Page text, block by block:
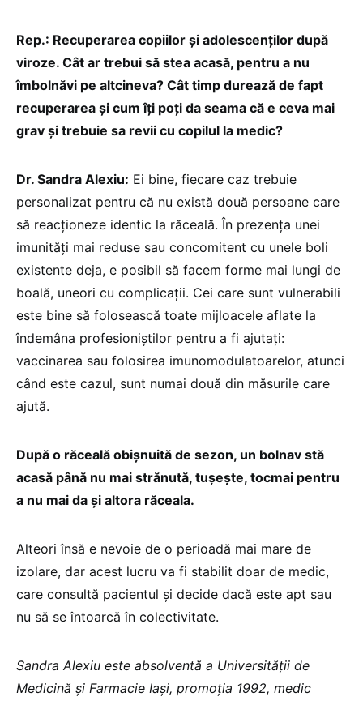
Rep.: Recuperarea copiilor și adolescenților după
viroze. Cât ar trebui să stea acasă, pentru a nu
îmbolnăvi pe altcineva? Cât timp durează de fapt
recuperarea și cum îți poți da seama că e ceva mai
grav și trebuie sa revii cu copilul la medic?
Dr. Sandra Alexiu: Ei bine, fiecare caz trebuie
personalizat pentru că nu există două persoane care
să reacționeze identic la răceală. În prezența unei
imunități mai reduse sau concomitent cu unele boli
existente deja, e posibil să facem forme mai lungi de
boală, uneori cu complicații. Cei care sunt vulnerabili
este bine să folosească toate mijloacele aflate la
îndemâna profesioniștilor pentru a fi ajutați:
vaccinarea sau folosirea imunomodulatoarelor, atunci
când este cazul, sunt numai două din măsurile care
ajută.
După o răceală obișnuită de sezon, un bolnav stă
acasă până nu mai strănută, tușește, tocmai pentru
a nu mai da și altora răceala.
Alteori însă e nevoie de o perioadă mai mare de
izolare, dar acest lucru va fi stabilit doar de medic,
care consultă pacientul și decide dacă este apt sau
nu să se întoarcă în colectivitate.
Sandra Alexiu este absolventă a Universității de
Medicină și Farmacie Iași, promoția 1992, medic